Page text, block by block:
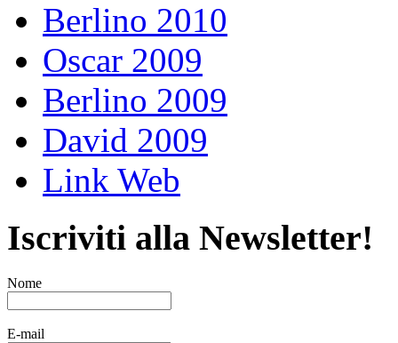
Berlino 2010
Oscar 2009
Berlino 2009
David 2009
Link Web
Iscriviti alla Newsletter!
Nome
E-mail